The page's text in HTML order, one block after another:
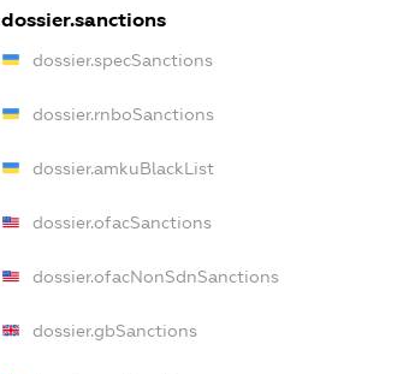
dossier.sanctions
dossier.specSanctions
dossier.rnboSanctions
dossier.amkuBlackList
dossier.ofacSanctions
dossier.ofacNonSdnSanctions
dossier.gbSanctions